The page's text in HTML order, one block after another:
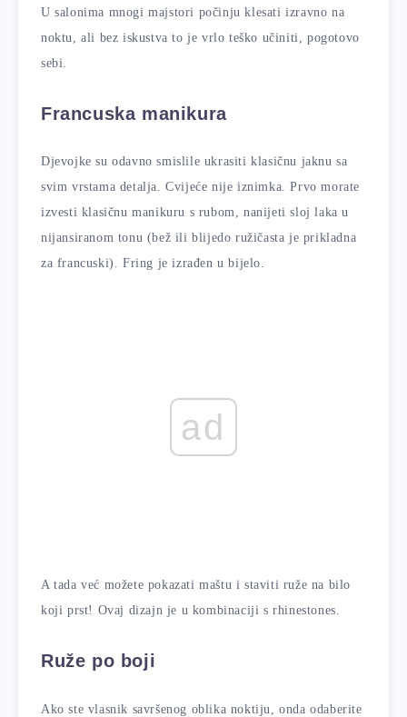
U salonima mnogi majstori počinju klesati izravno na
noktu, ali bez iskustva to je vrlo teško učiniti, pogotovo
sebi.
Francuska manikura
Djevojke su odavno smislile ukrasiti klasičnu jaknu sa
svim vrstama detalja. Cvijeće nije iznimka. Prvo morate
izvesti klasičnu manikuru s rubom, nanijeti sloj laka u
nijansiranom tonu (bež ili blijedo ružičasta je prikladna
za francuski). Fring je izrađen u bijelo.
ad
A tada već možete pokazati maštu i staviti ruže na bilo
koji prst! Ovaj dizajn je u kombinaciji s rhinestones.
Ruže po boji
Ako ste vlasnik savršenog oblika noktiju, onda odaberite